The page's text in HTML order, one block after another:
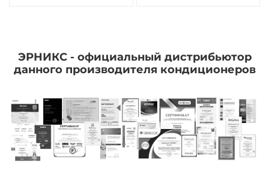
ЭРНИКС - официальный дистрибьютор
данного производителя кондиционеров